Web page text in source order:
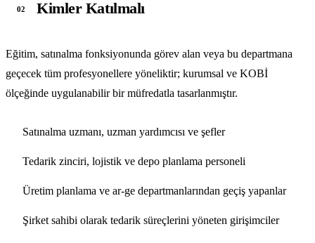
02 Kimler Katılmalı
Eğitim, satınalma fonksiyonunda görev alan veya bu departmana
geçecek tüm profesyonellere yöneliktir; kurumsal ve KOBİ
ölçeğinde uygulanabilir bir müfredatla tasarlanmıştır.
Satınalma uzmanı, uzman yardımcısı ve şefler
Tedarik zinciri, lojistik ve depo planlama personeli
Üretim planlama ve ar-ge departmanlarından geçiş yapanlar
Şirket sahibi olarak tedarik süreçlerini yöneten girişimciler